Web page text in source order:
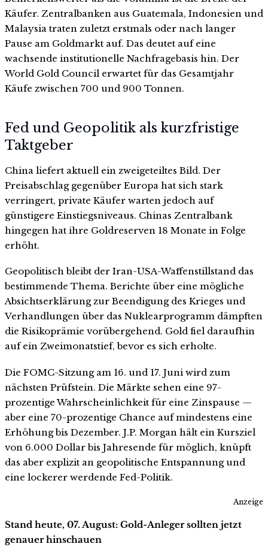
Käufer. Zentralbanken aus Guatemala, Indonesien und
Malaysia traten zuletzt erstmals oder nach langer
Pause am Goldmarkt auf. Das deutet auf eine
wachsende institutionelle Nachfragebasis hin. Der
World Gold Council erwartet für das Gesamtjahr
Käufe zwischen 700 und 900 Tonnen.
Fed und Geopolitik als kurzfristige
Taktgeber
China liefert aktuell ein zweigeteiltes Bild. Der
Preisabschlag gegenüber Europa hat sich stark
verringert, private Käufer warten jedoch auf
günstigere Einstiegsniveaus. Chinas Zentralbank
hingegen hat ihre Goldreserven 18 Monate in Folge
erhöht.
Geopolitisch bleibt der Iran-USA-Waffenstillstand das
bestimmende Thema. Berichte über eine mögliche
Absichtserklärung zur Beendigung des Krieges und
Verhandlungen über das Nuklearprogramm dämpften
die Risikoprämie vorübergehend. Gold fiel daraufhin
auf ein Zweimonatstief, bevor es sich erholte.
Die FOMC-Sitzung am 16. und 17. Juni wird zum
nächsten Prüfstein. Die Märkte sehen eine 97-
prozentige Wahrscheinlichkeit für eine Zinspause —
aber eine 70-prozentige Chance auf mindestens eine
Erhöhung bis Dezember. J.P. Morgan hält ein Kursziel
von 6.000 Dollar bis Jahresende für möglich, knüpft
das aber explizit an geopolitische Entspannung und
eine lockerer werdende Fed-Politik.
Anzeige
Stand heute, 07. August: Gold-Anleger sollten jetzt
genauer hinschauen